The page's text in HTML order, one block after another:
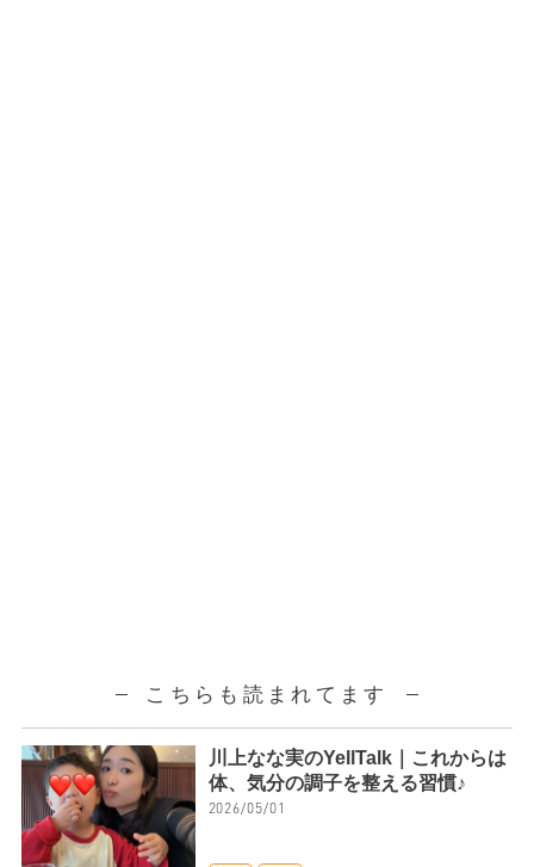
こちらも読まれてます
川上なな実のYellTalk｜これからは
体、気分の調子を整える習慣♪
2026/05/01